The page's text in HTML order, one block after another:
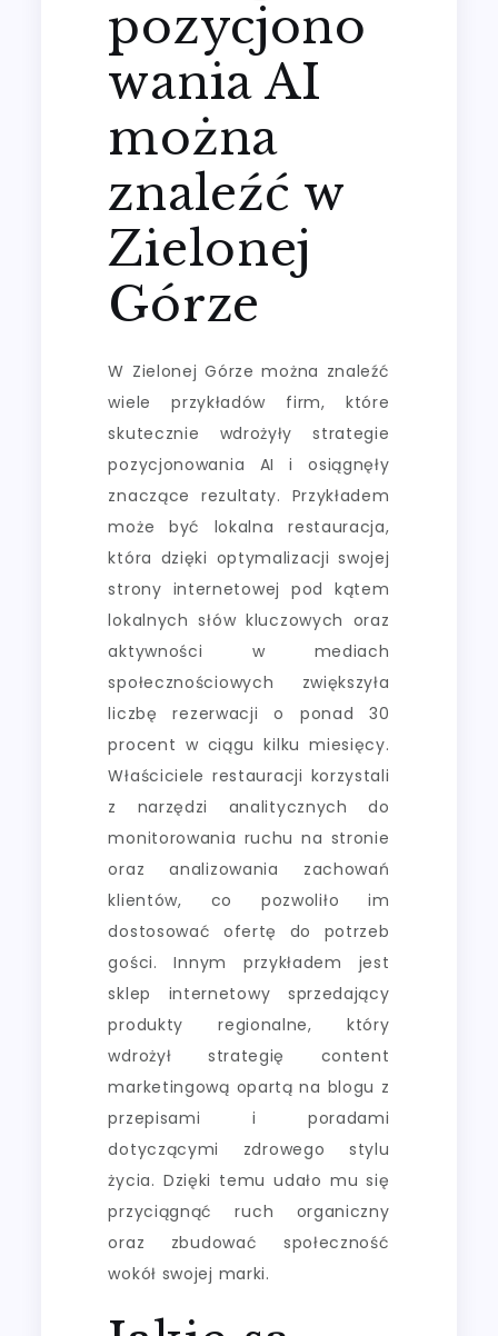
pozycjono
wania AI
można
znaleźć w
Zielonej
Górze
W Zielonej Górze można znaleźć
wiele przykładów firm, które
skutecznie wdrożyły strategie
pozycjonowania AI i osiągnęły
znaczące rezultaty. Przykładem
może być lokalna restauracja,
która dzięki optymalizacji swojej
strony internetowej pod kątem
lokalnych słów kluczowych oraz
aktywności w mediach
społecznościowych zwiększyła
liczbę rezerwacji o ponad 30
procent w ciągu kilku miesięcy.
Właściciele restauracji korzystali
z narzędzi analitycznych do
monitorowania ruchu na stronie
oraz analizowania zachowań
klientów, co pozwoliło im
dostosować ofertę do potrzeb
gości. Innym przykładem jest
sklep internetowy sprzedający
produkty regionalne, który
wdrożył strategię content
marketingową opartą na blogu z
przepisami i poradami
dotyczącymi zdrowego stylu
życia. Dzięki temu udało mu się
przyciągnąć ruch organiczny
oraz zbudować społeczność
wokół swojej marki.